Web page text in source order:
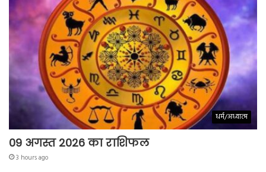
धर्म/अध्यात्म
09 अगस्त 2026 का राशिफल
3 hours ago